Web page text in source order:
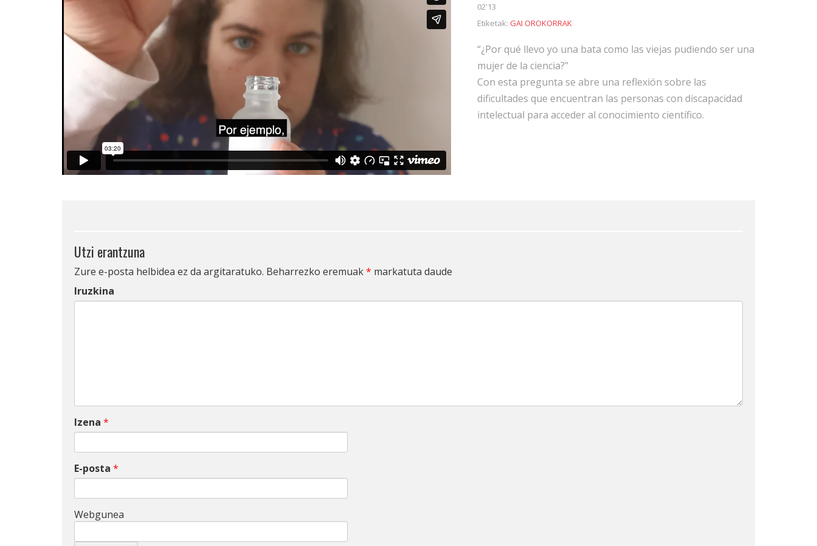
02'13
Etiketak: GAI OROKORRAK
“¿Por qué llevo yo una bata como las viejas pudiendo ser una
mujer de la ciencia?”
Con esta pregunta se abre una reflexión sobre las
dificultades que encuentran las personas con discapacidad
intelectual para acceder al conocimiento científico.
Utzi erantzuna
Zure e-posta helbidea ez da argitaratuko. Beharrezko eremuak* markatuta daude
Iruzkina
Izena *
E-posta *
Webgunea